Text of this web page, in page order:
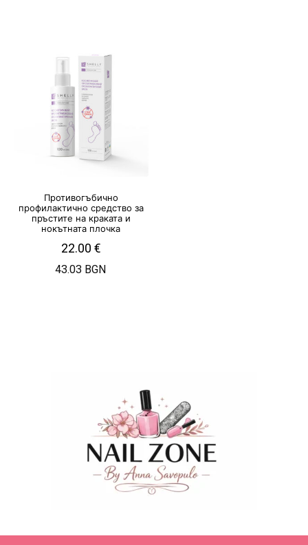
Противогъбично
профилактично средство за
пръстите на краката и
нокътната плочка
22.00 €
43.03 BGN